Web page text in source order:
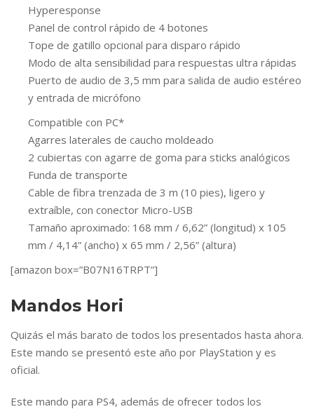
Hyperesponse
Panel de control rápido de 4 botones
Tope de gatillo opcional para disparo rápido
Modo de alta sensibilidad para respuestas ultra rápidas
Puerto de audio de 3,5 mm para salida de audio estéreo
y entrada de micrófono
Compatible con PC*
Agarres laterales de caucho moldeado
2 cubiertas con agarre de goma para sticks analógicos
Funda de transporte
Cable de fibra trenzada de 3 m (10 pies), ligero y
extraíble, con conector Micro-USB
Tamaño aproximado: 168 mm / 6,62” (longitud) x 105
mm / 4,14” (ancho) x 65 mm / 2,56” (altura)
[amazon box=”B07N16TRPT”]
Mandos Hori
Quizás el más barato de todos los presentados hasta ahora.
Este mando se presentó este año por PlayStation y es
oficial.
Este mando para PS4, además de ofrecer todos los